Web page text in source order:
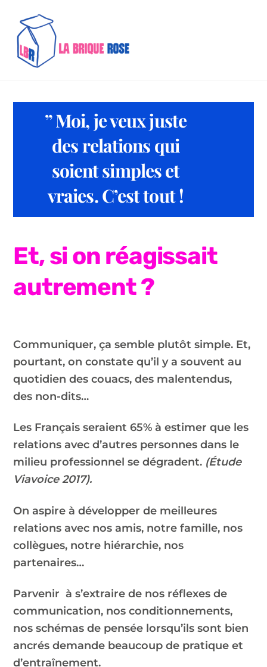
content
” Moi, je veux juste
des relations qui
soient simples et
vraies. C’est tout !
Et, si on réagissait
autrement ?
Communiquer, ça semble plutôt simple. Et,
pourtant, on constate qu’il y a souvent au
quotidien des couacs, des malentendus,
des non-dits…
Les Français seraient 65% à estimer que les
relations avec d’autres personnes dans le
milieu professionnel se dégradent. (Étude
Viavoice 2017).
On aspire à développer de meilleures
relations avec nos amis, notre famille, nos
collègues, notre hiérarchie, nos
partenaires…
Parvenir à s’extraire de nos réflexes de
communication, nos conditionnements,
nos schémas de pensée lorsqu’ils sont bien
ancrés demande beaucoup de pratique et
d’entraînement.